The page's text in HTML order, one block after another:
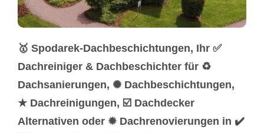
🥇 Spodarek-Dachbeschichtungen, Ihr ✅
Dachreiniger & Dachbeschichter für ♻
Dachsanierungen, ✺ Dachbeschichtungen,
★ Dachreinigungen, ☑️ Dachdecker
Alternativen oder ✹ Dachrenovierungen in ✔️